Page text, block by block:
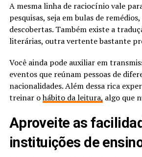
A mesma linha de raciocínio vale
pesquisas, seja em bulas de
descobertas. Também existe a
literárias, outra vertente bastante
Você ainda pode auxiliar em
eventos que reúnam pessoas de
nacionalidades. Além dessa rica
treinar ohábito da leitura, algo que
Aproveite as
instituições de